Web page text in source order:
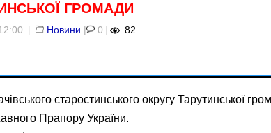
ГРОМАДИ
12:00 | Новини | 0 | 82
старостинського округу Тарутинської
Прапору України.